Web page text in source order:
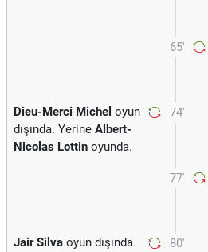
65'
74'
Dieu-Merci Michel oyun
dışında. Yerine Albert-
Nicolas Lottin oyunda.
77'
80'
Jair Silva oyun dışında.